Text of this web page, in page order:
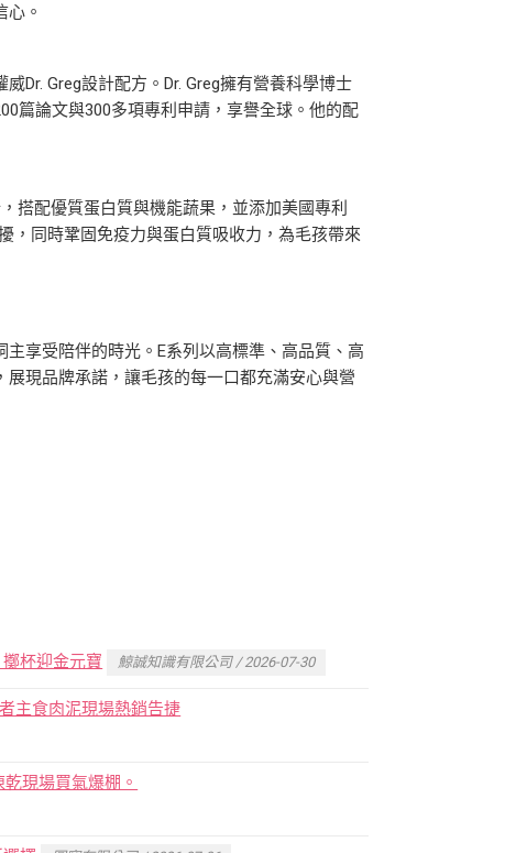
。
Dr. Greg設計配方。Dr. Greg擁有營養科學博士
篇論文與300多項專利申請，享譽全球。他的配
搭配優質蛋白質與機能蔬果，並添加美國專利
，同時鞏固免疫力與蛋白質吸收力，為毛孩帶來
享受陪伴的時光。E系列以高標準、高品質、高
現品牌承諾，讓毛孩的每一口都充滿安心與營
杯迎金元寶 鯨誠知識有限公司 / 2026-07-30
主食肉泥現場熱銷告捷
現場買氣爆棚。